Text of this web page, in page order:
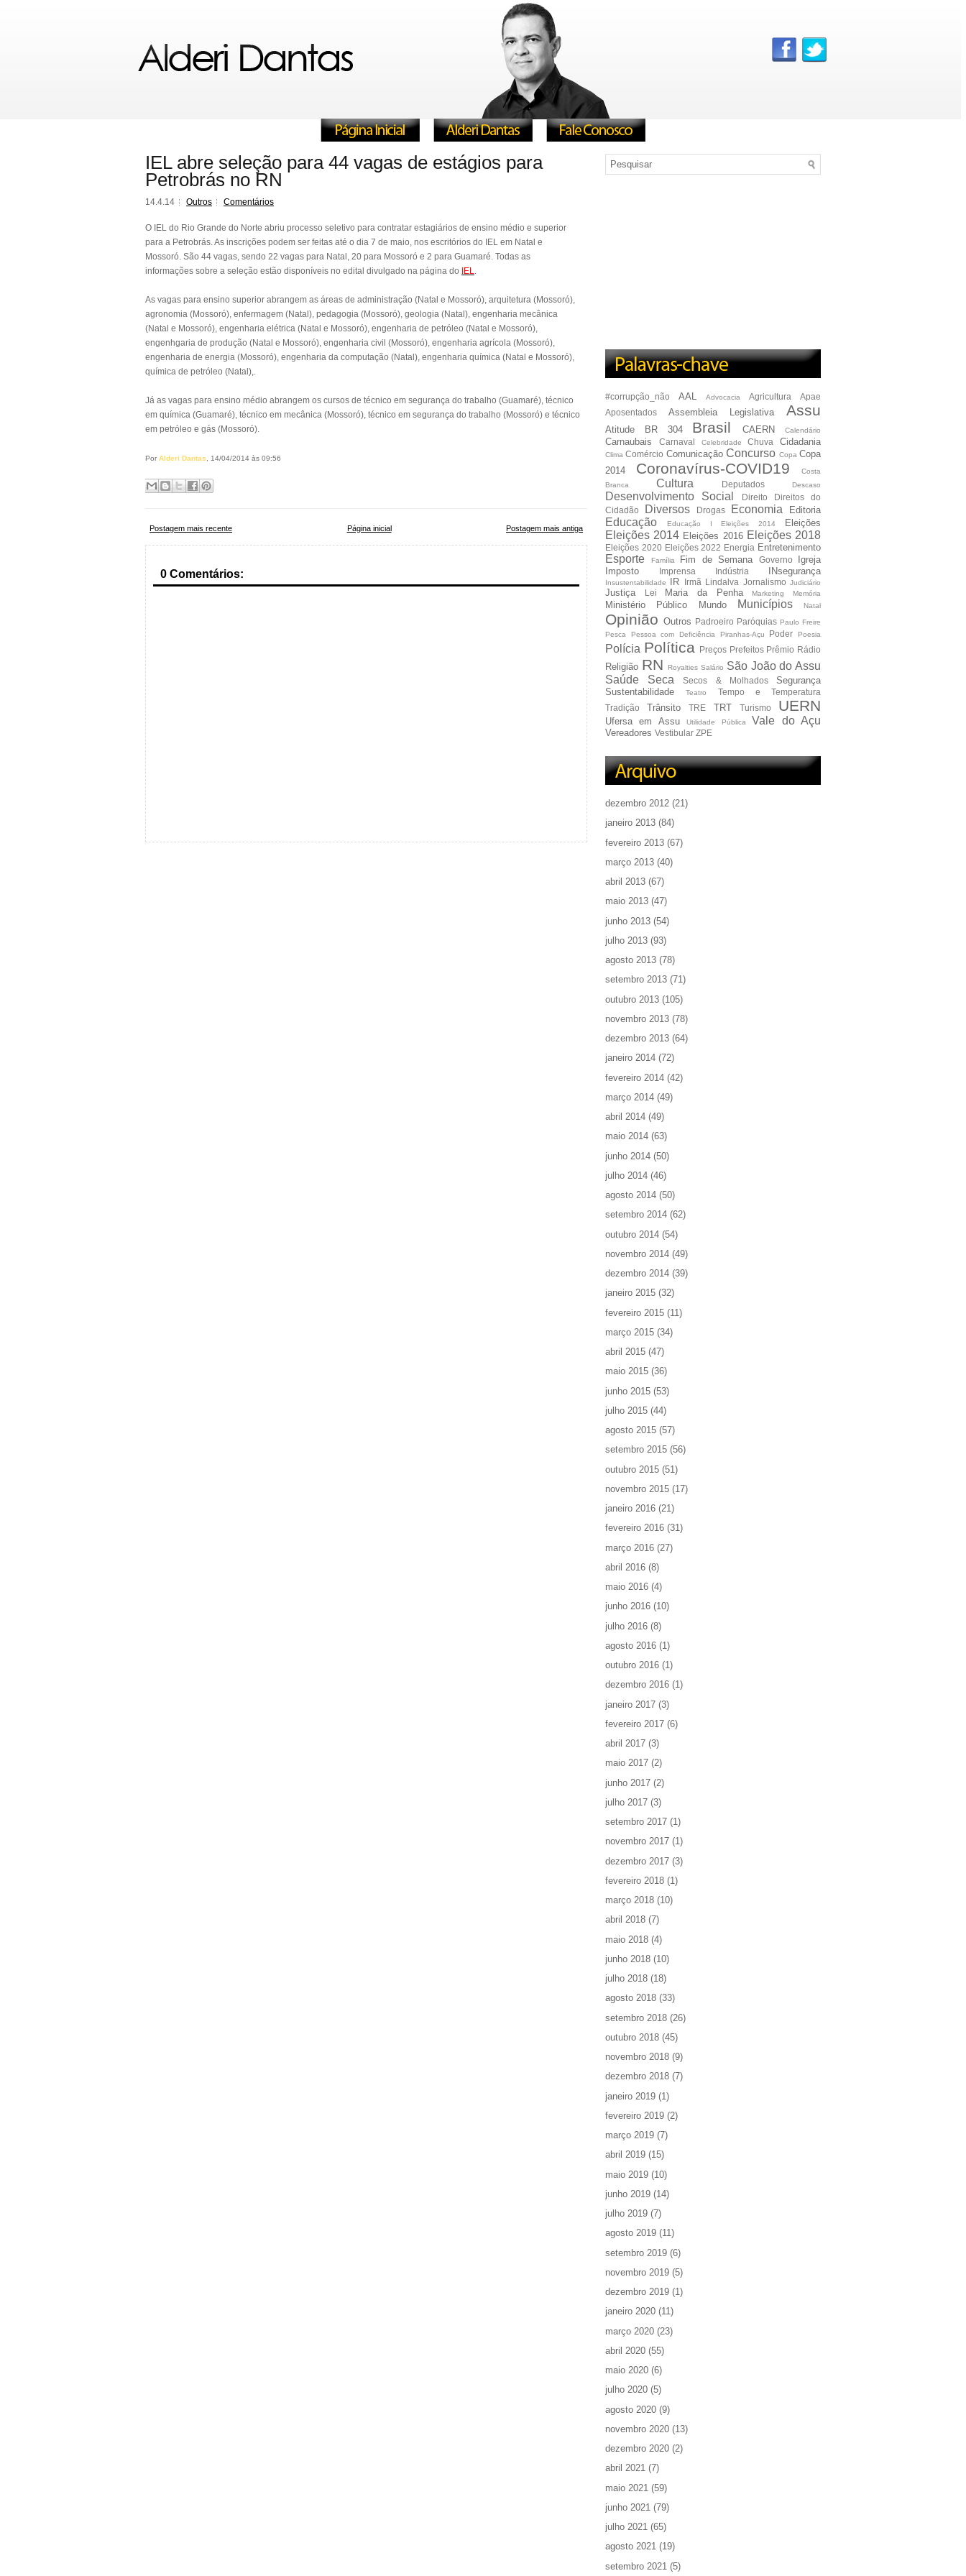
IEL abre seleção para 44 vagas de estágios para
Petrobrás no RN
14.4.14 Outros Comentários
O IEL do Rio Grande do Norte abriu processo seletivo para contratar estagiários de ensino médio e superior
para a Petrobrás. As inscrições podem ser feitas até o dia 7 de maio, nos escritórios do IEL em Natal e
Mossoró. São 44 vagas, sendo 22 vagas para Natal, 20 para Mossoró e 2 para Guamaré. Todas as
informações sobre a seleção estão disponíveis no edital divulgado na página do
IEL.
As vagas para ensino superior abrangem as áreas de administração (Natal e Mossoró), arquitetura (Mossoró),
agronomia (Mossoró), enfermagem (Natal), pedagogia (Mossoró), geologia (Natal), engenharia mecânica
(Natal e Mossoró), engenharia elétrica (Natal e Mossoró), engenharia de petróleo (Natal e Mossoró),
engenhgaria de produção (Natal e Mossoró), engenharia civil (Mossoró), engenharia agrícola (Mossoró),
engenharia de energia (Mossoró), engenharia da computação (Natal), engenharia química (Natal e Mossoró),
química de petróleo (Natal),.
Já as vagas para ensino médio abrangem os cursos de técnico em segurança do trabalho (Guamaré), técnico
em química (Guamaré), técnico em mecânica (Mossoró), técnico em segurança do trabalho (Mossoró) e técnico
em petróleo e gás (Mossoró).
Por Alderi Dantas , 14/04/2014 às 09:56
Postagem mais recente Postagem mais antiga
Página inicial
0 Comentários:
#corrupção_não AAL Advocacia Agricultura
Apae
Aposentados
Assembleia Legislativa Assu
Atitude BR 304 Brasil CAERN Calendário
Carnaubais Carnaval Celebridade Chuva Cidadania
Clima Comércio Comunicação Concurso Copa Copa
2014
Coronavírus-COVID19
Costa
Branca
Cultura Deputados Descaso
Desenvolvimento Social Direito
Direitos do
Cidadão
Diversos Drogas Economia Editoria
Educação Educação I Eleições 2014 Eleições
Eleições 2014 Eleições 2016 Eleições 2018
Eleições 2020 Eleições 2022 Energia Entretenimento
Esporte Família Fim de Semana Governo
Igreja
Imposto
Imprensa Indústria INsegurança
Insustentabilidade IR Irmã Lindalva Jornalismo Judiciário
Justiça Lei Maria da Penha Marketing Memória
Ministério Público Mundo Municípios Natal
Opinião Outros Padroeiro Paróquias Paulo Freire
Pesca
Pessoa com Deficiência Piranhas-Açu Poder Poesia
Polícia Política Preços Prefeitos Prêmio Rádio
Religião RN Royalties Salário São João do Assu
Saúde
Seca Secos & Molhados
Segurança
Sustentabilidade
Teatro
Tempo e Temperatura
Tradição
Trânsito TRE TRT Turismo UERN
Ufersa em Assu Utilidade Pública Vale do Açu
Vereadores Vestibular ZPE
dezembro 2012 (21)
janeiro 2013 (84)
fevereiro 2013 (67)
março 2013 (40)
abril 2013 (67)
maio 2013 (47)
junho 2013 (54)
julho 2013 (93)
agosto 2013 (78)
setembro 2013 (71)
outubro 2013 (105)
novembro 2013 (78)
dezembro 2013 (64)
janeiro 2014 (72)
fevereiro 2014 (42)
março 2014 (49)
abril 2014 (49)
maio 2014 (63)
junho 2014 (50)
julho 2014 (46)
agosto 2014 (50)
setembro 2014 (62)
outubro 2014 (54)
novembro 2014 (49)
dezembro 2014 (39)
janeiro 2015 (32)
fevereiro 2015 (11)
março 2015 (34)
abril 2015 (47)
maio 2015 (36)
junho 2015 (53)
julho 2015 (44)
agosto 2015 (57)
setembro 2015 (56)
outubro 2015 (51)
novembro 2015 (17)
janeiro 2016 (21)
fevereiro 2016 (31)
março 2016 (27)
abril 2016 (8)
maio 2016 (4)
junho 2016 (10)
julho 2016 (8)
agosto 2016 (1)
outubro 2016 (1)
dezembro 2016 (1)
janeiro 2017 (3)
fevereiro 2017 (6)
abril 2017 (3)
maio 2017 (2)
junho 2017 (2)
julho 2017 (3)
setembro 2017 (1)
novembro 2017 (1)
dezembro 2017 (3)
fevereiro 2018 (1)
março 2018 (10)
abril 2018 (7)
maio 2018 (4)
junho 2018 (10)
julho 2018 (18)
agosto 2018 (33)
setembro 2018 (26)
outubro 2018 (45)
novembro 2018 (9)
dezembro 2018 (7)
janeiro 2019 (1)
fevereiro 2019 (2)
março 2019 (7)
abril 2019 (15)
maio 2019 (10)
junho 2019 (14)
julho 2019 (7)
agosto 2019 (11)
setembro 2019 (6)
novembro 2019 (5)
dezembro 2019 (1)
janeiro 2020 (11)
março 2020 (23)
abril 2020 (55)
maio 2020 (6)
julho 2020 (5)
agosto 2020 (9)
novembro 2020 (13)
dezembro 2020 (2)
abril 2021 (7)
maio 2021 (59)
junho 2021 (79)
julho 2021 (65)
agosto 2021 (19)
setembro 2021 (5)